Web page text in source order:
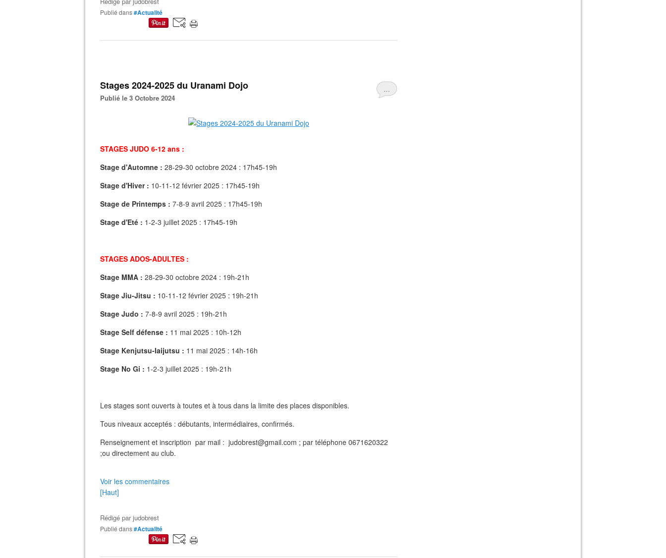
Publié dans#Actualité
…
Stages 2024-2025 du Uranami Dojo
Publié le 3 Octobre 2024
STAGES JUDO 6-12 ans :
Stage d'Automne : 28-29-30 octobre 2024 : 17h45-19h
Stage d'Hiver : 10-11-12 février 2025 : 17h45-19h
Stage de Printemps : 7-8-9 avril 2025 : 17h45-19h
Stage d'Eté : 1-2-3 juillet 2025 : 17h45-19h
STAGES ADOS-ADULTES :
Stage MMA : 28-29-30 octobre 2024 : 19h-21h
Stage Jiu-Jitsu : 10-11-12 février 2025 : 19h-21h
Stage Judo : 7-8-9 avril 2025 : 19h-21h
Stage Self défense : 11 mai 2025 : 10h-12h
Stage Kenjutsu-Iaijutsu : 11 mai 2025 : 14h-16h
Stage No Gi : 1-2-3 juillet 2025 : 19h-21h
Les stages sont ouverts à toutes et à tous dans la limite des places disponibles.
Tous niveaux acceptés : débutants, intermédiaires, confirmés.
Renseignement et inscription par mail : judobrest@gmail.com ; par téléphone 0671620322
;ou directement au club.
Voir les commentaires
[Haut]
Rédigé parjudobrest
Publié dans#Actualité